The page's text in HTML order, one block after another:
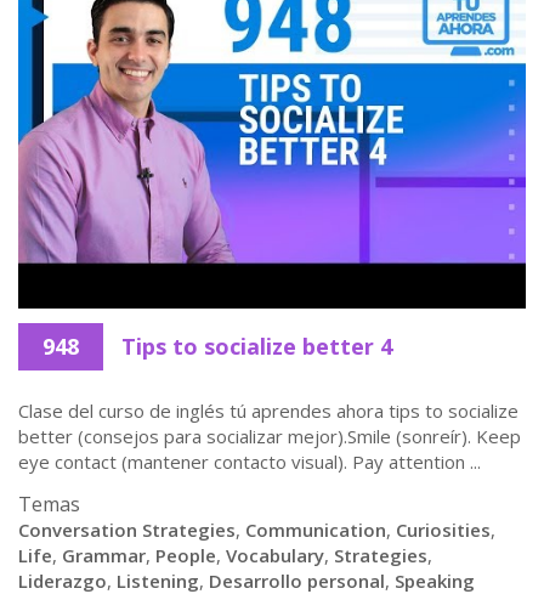
948 Tips to socialize better 4
Clase del curso de inglés tú aprendes ahora tips to socialize
better (consejos para socializar mejor).Smile (sonreír). Keep
eye contact (mantener contacto visual). Pay attention ...
Temas
Conversation Strategies, Communication, Curiosities,
Life, Grammar, People, Vocabulary, Strategies,
Liderazgo, Listening, Desarrollo personal, Speaking